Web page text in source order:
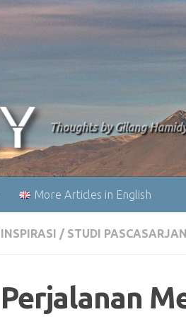
Thoughts by Gilang
More Articles in English
INSPIRASI / STUDI
Perjalanan